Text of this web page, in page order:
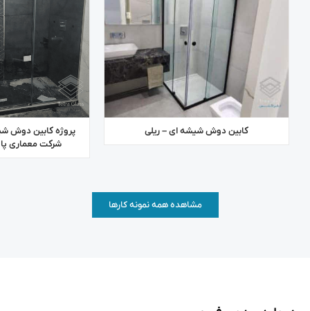
کابین دوش شیشه ای – ریلی
پروژه کابین دوش
شرکت معماری
مشاهده همه نمونه کارها